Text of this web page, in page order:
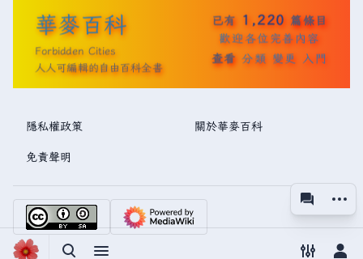
視圖
更多
華麥百科
Forbidden Cities
人人可編輯的自由百科全書
已有 1,220 篇條目
歡迎各位完善內容
查看 分類 變更 入門
隱私權政策 關於華麥百科
免責聲明